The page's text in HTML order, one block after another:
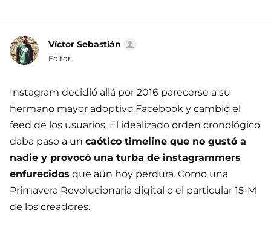
Víctor Sebastián
Editor
Instagram decidió allá por 2016 parecerse a su
hermano mayor adoptivo Facebook y cambió el
feed de los usuarios. El idealizado orden cronológico
daba paso a un caótico timeline que no gustó a
nadie y provocó una turba de instagrammers
enfurecidos que aún hoy perdura. Como una
Primavera Revolucionaria digital o el particular 15-M
de los creadores.